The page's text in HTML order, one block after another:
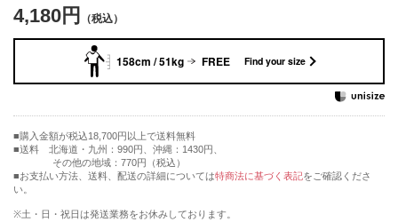
4,180円
158cm / 51kg FREE Find your size
購入金額が税込18,700円以上で送料無料
送料 北海道・九州：990円、沖縄：1430円、
その他の地域：770円（税込）
■お支払い方法、送料、配送の詳細については特商法に基づく表記をご確認くださ
い。
※土・日・祝日は発送業務をお休みしております。